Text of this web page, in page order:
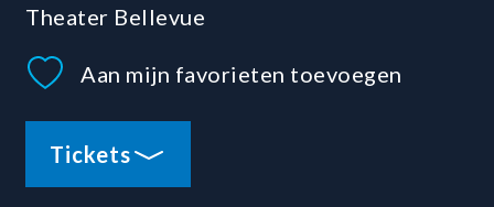
Theater Bellevue
Aan mijn favorieten toevoegen
Tickets